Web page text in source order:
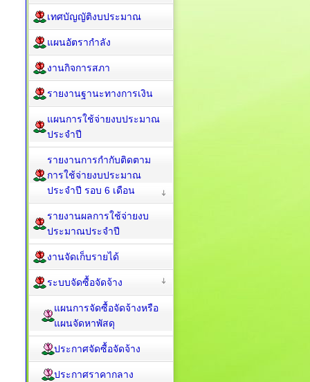
เทศบัญญัติงบประมาณ
แผนอัตรากำลัง
งานกิจการสภา
รายงานฐานะทางการเงิน
แผนการใช้จ่ายงบประมาณ
ประจำปี
รายงานการกำกับติดตาม
การใช้จ่ายงบประมาณ
ประจำปี รอบ 6 เดือน
รายงานผลการใช้จ่ายงบ
ประมาณประจำปี
งานจัดเก็บรายได้
ระบบจัดซื้อจัดจ้าง
แผนการจัดซื้อจัดจ้างหรือ
แผนจัดหาพัสดุ
ประกาศจัดซื้อจัดจ้าง
ประกาศราคากลาง